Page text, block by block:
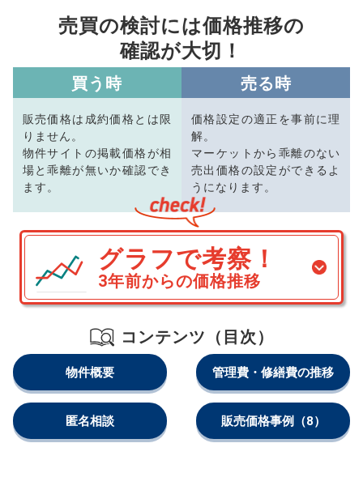
売買の検討には価格推移の
確認が大切！
買う時
販売価格は成約価格とは限
りません。
物件サイトの掲載価格が相
場と乖離が無いか確認でき
ます。
売る時
価格設定の適正を事前に理
解。
マーケットから乖離のない
売出価格の設定ができるよ
うになります。
グラフで考察！
3年前からの価格推移
コンテンツ（目次）
物件概要 管理費・修繕費の推移
匿名相談 販売価格事例 （8）